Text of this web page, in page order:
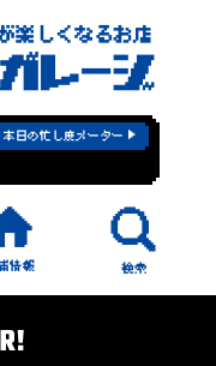
本日の忙し度メーター